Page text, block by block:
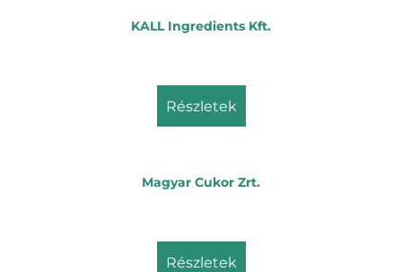
KALL Ingredients Kft.
részletek
Magyar Cukor Zrt.
részletek